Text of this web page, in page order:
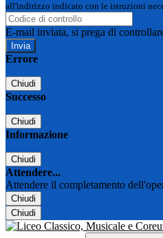
all'indirizzo indicato con le istruzioni
E-mail inviata, si prega di
Errore
Chiudi
Successo
Chiudi
Informazione
Chiudi
Attendere...
Attendere il completamento
Chiudi
Chiudi